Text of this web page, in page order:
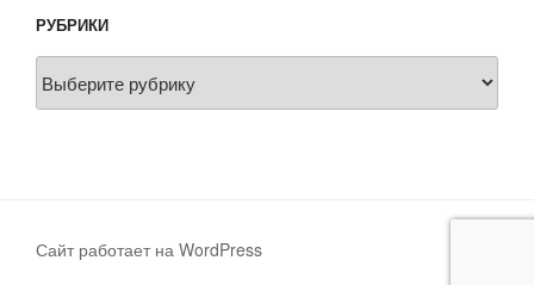
РУБРИКИ
Сайт работает на WordPress